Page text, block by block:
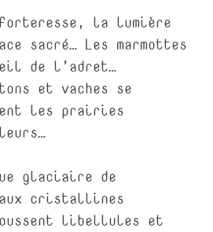
forteresse, la lumière
sacré… Les marmottes
de l’adret…
et vaches se
les prairies
glaciaire de
cristallines
libellules et